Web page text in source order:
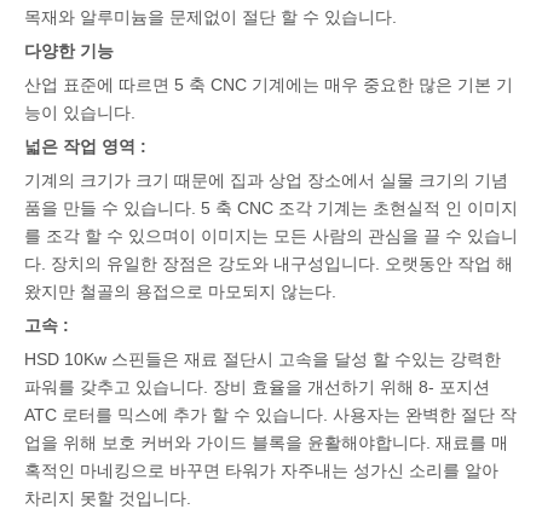
목재와 알루미늄을 문제없이 절단 할 수 있습니다.
다양한 기능
산업 표준에 따르면 5 축 CNC 기계에는 매우 중요한 많은 기본 기
능이 있습니다.
넓은 작업 영역 :
기계의 크기가 크기 때문에 집과 상업 장소에서 실물 크기의 기념
품을 만들 수 있습니다. 5 축 CNC 조각 기계는 초현실적 인 이미지
를 조각 할 수 있으며이 이미지는 모든 사람의 관심을 끌 수 있습니
다. 장치의 유일한 장점은 강도와 ​​내구성입니다. 오랫동안 작업 해
왔지만 철골의 용접으로 마모되지 않는다.
고속 :
HSD 10Kw 스핀들은 재료 절단시 고속을 달성 할 수있는 강력한
파워를 갖추고 있습니다. 장비 효율을 개선하기 위해 8- 포지션
ATC 로터를 믹스에 추가 할 수 있습니다. 사용자는 완벽한 절단 작
업을 위해 보호 커버와 가이드 블록을 윤활해야합니다. 재료를 매
혹적인 마네킹으로 바꾸면 타워가 자주내는 성가신 소리를 알아
차리지 못할 것입니다.